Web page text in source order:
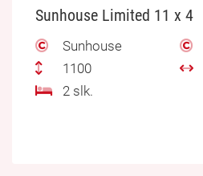
Sunhouse Limited 11 x 4
Sunhouse
1100
2 slk.